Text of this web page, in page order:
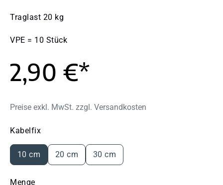
Traglast 20 kg
VPE = 10 Stück
2,90 €*
Preise exkl. MwSt. zzgl. Versandkosten
Kabelfixauswählen
10 cm 20 cm 30 cm